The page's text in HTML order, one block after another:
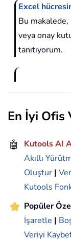
Excel
Bu makalede,
veya onay
tanıtıyorum.
En İyi Ofis
🤖 Kutools AI
Akıllı
Oluştur |
Kutools
Popüler
İşaretle |
Veriyi